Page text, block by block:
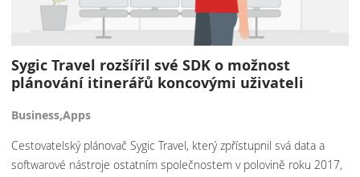
Sygic Travel rozšířil své SDK o možnost
plánování itinerářů koncovými uživateli
Business,Apps
Cestovatelský plánovač Sygic Travel, který zpřístupnil svá data a
softwarové nástroje ostatním společnostem v polovině roku 2017,